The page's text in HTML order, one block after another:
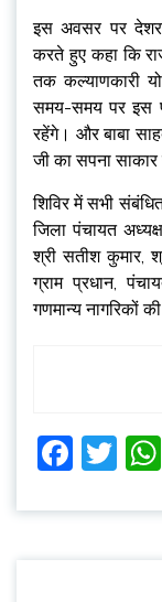
इस अवसर पर
करते हुए कहा कि
तक कल्याणकारी
समय-समय पर इस
रहेंगे। और बाबा
जी का सपना साकार
शिविर में सभी
जिला पंचायत
श्री सतीश कुमार,
ग्राम प्रधान,
गणमान्य नागरिकों